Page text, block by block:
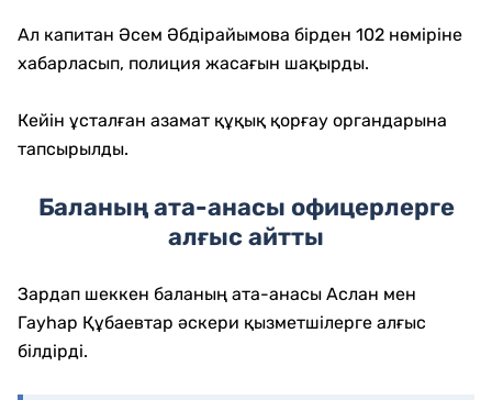
Ал капитан Әсем Әбдірайымова бірден 102 нөміріне
хабарласып, полиция жасағын шақырды.
Кейін ұсталған азамат құқық қорғау органдарына
тапсырылды.
Баланың ата-анасы офицерлерге
алғыс айтты
Зардап шеккен баланың ата-анасы Аслан мен
Гауһар Құбаевтар әскери қызметшілерге алғыс
білдірді.